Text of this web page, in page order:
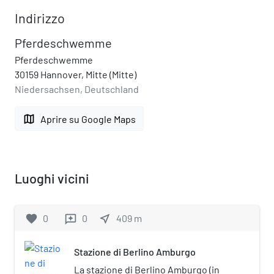
Indirizzo
Pferdeschwemme
Pferdeschwemme
30159 Hannover, Mitte (Mitte)
Niedersachsen, Deutschland
map Aprire su Google Maps
Luoghi vicini
favorite 0 reviews 0 near_me 409 m
Stazione di Berlino Amburgo
La stazione di Berlino Amburgo (in